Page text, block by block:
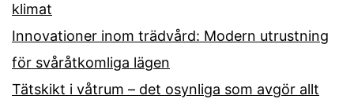
klimat
Innovationer inom trädvård: Modern utrustning
för svåråtkomliga lägen
Tätskikt i våtrum – det osynliga som avgör allt